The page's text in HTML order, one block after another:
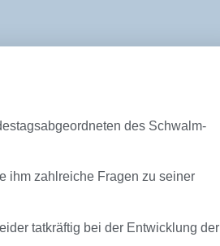
des Schwalm-
ihm zahlreiche Fragen zu seiner
tatkräftig bei der Entwicklung der